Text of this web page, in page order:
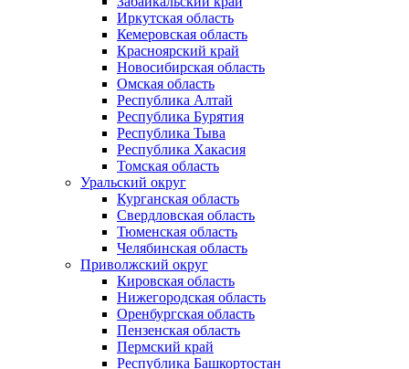
Иркутская область
Кемеровская область
Красноярский край
Новосибирская область
Омская область
Республика Алтай
Республика Бурятия
Республика Тыва
Республика Хакасия
Томская область
Уральский округ
Курганская область
Свердловская область
Тюменская область
Челябинская область
Приволжский округ
Кировская область
Нижегородская область
Оренбургская область
Пензенская область
Пермский край
Республика Башкортостан